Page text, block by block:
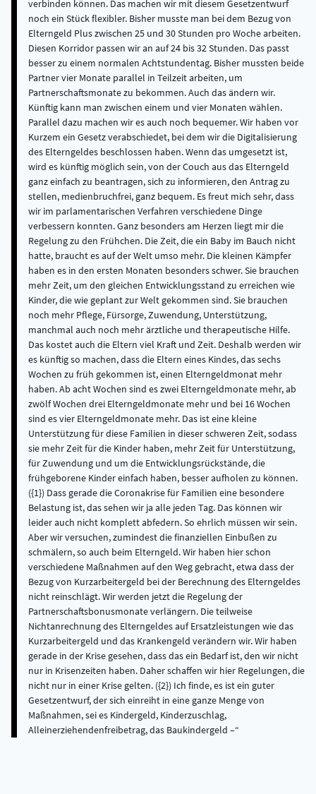
verbinden können. Das machen wir mit diesem Gesetzentwurf
noch ein Stück flexibler. Bisher musste man bei dem Bezug von
Elterngeld Plus zwischen 25 und 30 Stunden pro Woche arbeiten.
Diesen Korridor passen wir an auf 24 bis 32 Stunden. Das passt
besser zu einem normalen Achtstundentag. Bisher mussten beide
Partner vier Monate parallel in Teilzeit arbeiten, um
Partnerschaftsmonate zu bekommen. Auch das ändern wir.
Künftig kann man zwischen einem und vier Monaten wählen.
Parallel dazu machen wir es auch noch bequemer. Wir haben vor
Kurzem ein Gesetz verabschiedet, bei dem wir die Digitalisierung
des Elterngeldes beschlossen haben. Wenn das umgesetzt ist,
wird es künftig möglich sein, von der Couch aus das Elterngeld
ganz einfach zu beantragen, sich zu informieren, den Antrag zu
stellen, medienbruchfrei, ganz bequem. Es freut mich sehr, dass
wir im parlamentarischen Verfahren verschiedene Dinge
verbessern konnten. Ganz besonders am Herzen liegt mir die
Regelung zu den Frühchen. Die Zeit, die ein Baby im Bauch nicht
hatte, braucht es auf der Welt umso mehr. Die kleinen Kämpfer
haben es in den ersten Monaten besonders schwer. Sie brauchen
mehr Zeit, um den gleichen Entwicklungsstand zu erreichen wie
Kinder, die wie geplant zur Welt gekommen sind. Sie brauchen
noch mehr Pflege, Fürsorge, Zuwendung, Unterstützung,
manchmal auch noch mehr ärztliche und therapeutische Hilfe.
Das kostet auch die Eltern viel Kraft und Zeit. Deshalb werden wir
es künftig so machen, dass die Eltern eines Kindes, das sechs
Wochen zu früh gekommen ist, einen Elterngeldmonat mehr
haben. Ab acht Wochen sind es zwei Elterngeldmonate mehr, ab
zwölf Wochen drei Elterngeldmonate mehr und bei 16 Wochen
sind es vier Elterngeldmonate mehr. Das ist eine kleine
Unterstützung für diese Familien in dieser schweren Zeit, sodass
sie mehr Zeit für die Kinder haben, mehr Zeit für Unterstützung,
für Zuwendung und um die Entwicklungsrückstände, die
frühgeborene Kinder einfach haben, besser aufholen zu können.
({1}) Dass gerade die Coronakrise für Familien eine besondere
Belastung ist, das sehen wir ja alle jeden Tag. Das können wir
leider auch nicht komplett abfedern. So ehrlich müssen wir sein.
Aber wir versuchen, zumindest die finanziellen Einbußen zu
schmälern, so auch beim Elterngeld. Wir haben hier schon
verschiedene Maßnahmen auf den Weg gebracht, etwa dass der
Bezug von Kurzarbeitergeld bei der Berechnung des Elterngeldes
nicht reinschlägt. Wir werden jetzt die Regelung der
Partnerschaftsbonusmonate verlängern. Die teilweise
Nichtanrechnung des Elterngeldes auf Ersatzleistungen wie das
Kurzarbeitergeld und das Krankengeld verändern wir. Wir haben
gerade in der Krise gesehen, dass das ein Bedarf ist, den wir nicht
nur in Krisenzeiten haben. Daher schaffen wir hier Regelungen, die
nicht nur in einer Krise gelten. ({2}) Ich finde, es ist ein guter
Gesetzentwurf, der sich einreiht in eine ganze Menge von
Maßnahmen, sei es Kindergeld, Kinderzuschlag,
Alleinerziehendenfreibetrag, das Baukindergeld –